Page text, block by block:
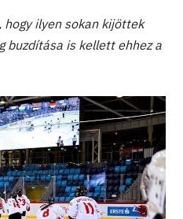
ilyen sokan kijöttek
buzdítása is kellett ehhez a